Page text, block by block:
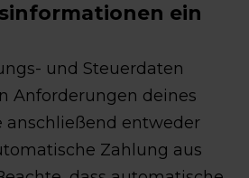
ein
und Steuerdaten
Anforderungen deines
anschließend entweder
Zahlung aus